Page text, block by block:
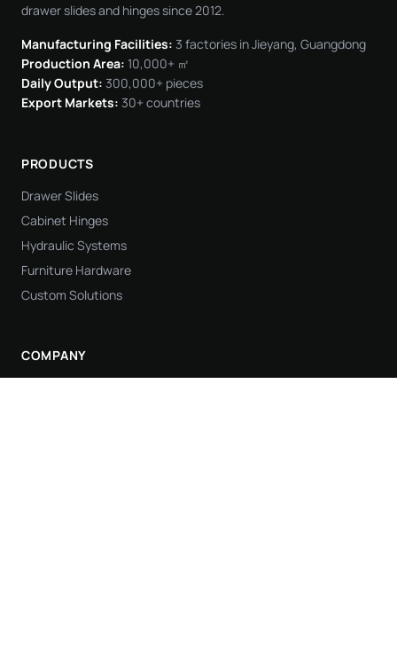
drawer slides and hinges since 2012.
Manufacturing Facilities: 3 factories in Jieyang, Guangdong
Production Area: 10,000+ ㎡
Daily Output: 300,000+ pieces
Export Markets: 30+ countries
PRODUCTS
Drawer Slides
Cabinet Hinges
Hydraulic Systems
Furniture Hardware
Custom Solutions
COMPANY